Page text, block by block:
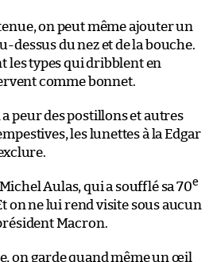
on peut même ajouter un
dessus du nez et de la bouche.
les types qui dribblent en
comme bonnet.
a peur des postillons et autres
les lunettes à la Edgar
Aulas, qui a soufflé sa 70e
on ne lui rend visite sous aucun
Macron.
on garde quand même un œil